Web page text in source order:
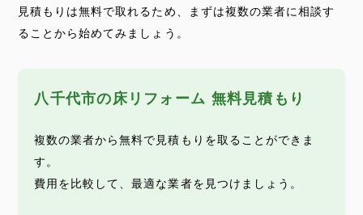
見積もりは無料で取れるため、まずは複数の業者に相談す
ることから始めてみましょう。
八千代市の床リフォーム 無料見積もり
複数の業者から無料で見積もりを取ることができま
す。
費用を比較して、最適な業者を見つけましょう。